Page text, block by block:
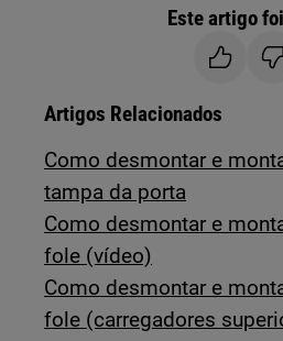
Este artigo
Artigos Relacionados
Como desmontar e
tampa da porta
Como desmontar e
fole (vídeo)
Como desmontar e
fole (carregadores